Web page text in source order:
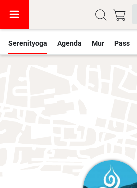
Serenityoga Agenda Mur Pass